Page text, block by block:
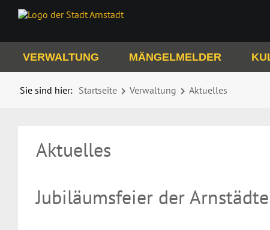
VERWALTUNG MÄNGELMELDER
Sie sind hier: Startseite Verwaltung Aktuelles
Aktuelles
Jubiläumsfeier der